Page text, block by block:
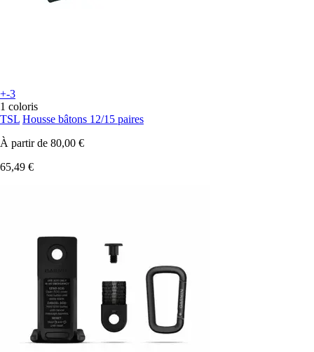
+-3
1 coloris
TSL Housse bâtons 12/15 paires
À partir de 80,00 €
65,49 €